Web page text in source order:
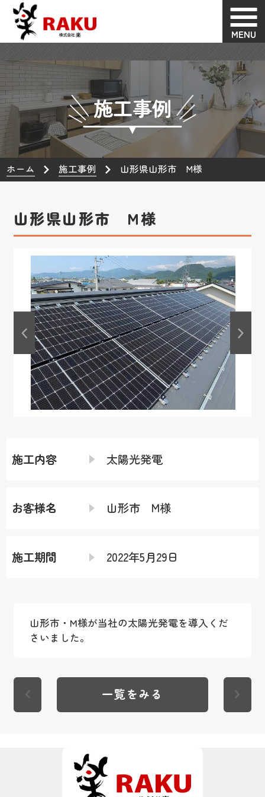
MENU
施工事例
ホーム 施工事例 山形県山形市 M様
山形県山形市 M様
施工内容 太陽光発電
お客様名 山形市 M様
施工期間 2022年5月29日
山形市・M様が当社の太陽光発電を導入くだ
さいました。
一覧をみる